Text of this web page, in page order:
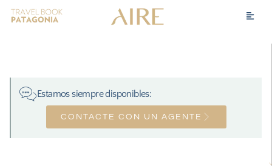
Estamos siempre disponibles:
CONTACTE CON UN AGENTE